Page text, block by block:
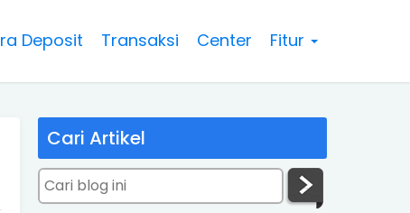
Deposit Transaksi Center Fitur
Cari Artikel